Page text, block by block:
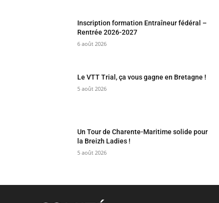
Inscription formation Entraîneur fédéral –
Rentrée 2026-2027
6 août 2026
Le VTT Trial, ça vous gagne en Bretagne !
5 août 2026
Un Tour de Charente-Maritime solide pour
la Breizh Ladies !
5 août 2026